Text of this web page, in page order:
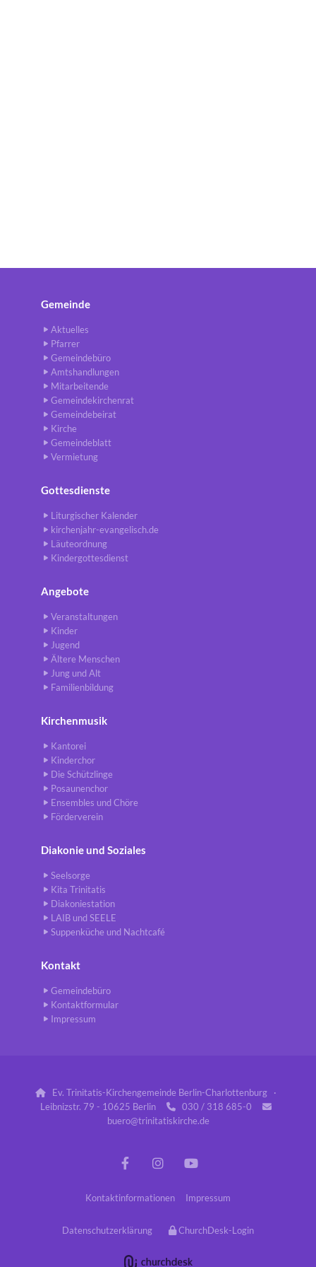
Gemeinde
Aktuelles
Pfarrer
Gemeindebüro
Amtshandlungen
Mitarbeitende
Gemeindekirchenrat
Gemeindebeirat
Kirche
Gemeindeblatt
Vermietung
Gottesdienste
Liturgischer Kalender
kirchenjahr-evangelisch.de
Läuteordnung
Kindergottesdienst
Angebote
Veranstaltungen
Kinder
Jugend
Ältere Menschen
Jung und Alt
Familienbildung
Kirchenmusik
Kantorei
Kinderchor
Die Schützlinge
Posaunenchor
Ensembles und Chöre
Förderverein
Diakonie und Soziales
Seelsorge
Kita Trinitatis
Diakoniestation
LAIB und SEELE
Suppenküche und Nachtcafé
Kontakt
Gemeindebüro
Kontaktformular
Impressum

Ev. Trinitatis-Kirchengemeinde Berlin-Charlottenburg ·
Leibnizstr. 79 - 10625 Berlin
 030 / 318 685-0 
buero@trinitatiskirche.de
Kontaktinformationen Impressum
Datenschutzerklärung ChurchDesk-Login